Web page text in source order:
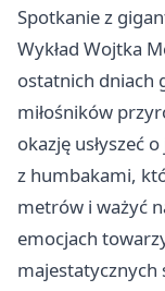
Spotkanie z
Wykład Wojtka
ostatnich dniach
miłośników
okazję usłyszeć
z humbakami,
metrów i ważyć
emocjach